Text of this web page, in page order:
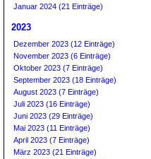
Januar 2024 (21 Einträge)
2023
Dezember 2023 (12 Einträge)
November 2023 (6 Einträge)
Oktober 2023 (7 Einträge)
September 2023 (18 Einträge)
August 2023 (7 Einträge)
Juli 2023 (16 Einträge)
Juni 2023 (29 Einträge)
Mai 2023 (11 Einträge)
April 2023 (7 Einträge)
März 2023 (21 Einträge)